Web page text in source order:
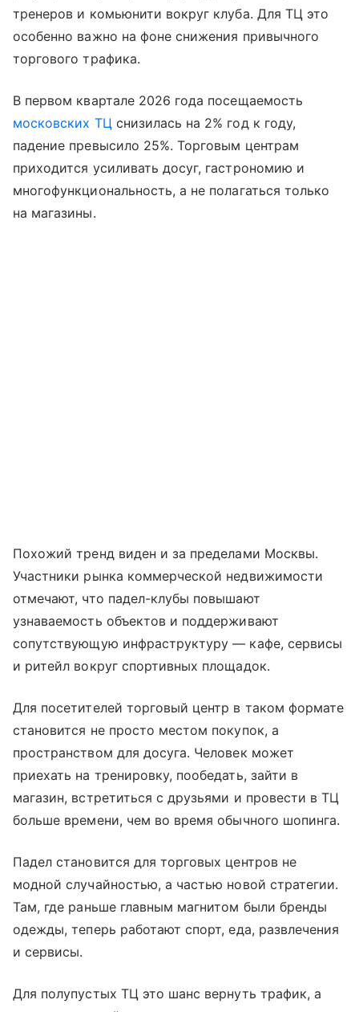
тренеров и комьюнити вокруг клуба. Для ТЦ это
особенно важно на фоне снижения привычного
торгового трафика.
В первом квартале 2026 года посещаемость
московских ТЦ снизилась на 2% год к году,
падение превысило 25%. Торговым центрам
приходится усиливать досуг, гастрономию и
многофункциональность, а не полагаться только
на магазины.
Похожий тренд виден и за пределами Москвы.
Участники рынка коммерческой недвижимости
отмечают, что падел-клубы повышают
узнаваемость объектов и поддерживают
сопутствующую инфраструктуру — кафе, сервисы
и ритейл вокруг спортивных площадок.
Для посетителей торговый центр в таком формате
становится не просто местом покупок, а
пространством для досуга. Человек может
приехать на тренировку, пообедать, зайти в
магазин, встретиться с друзьями и провести в ТЦ
больше времени, чем во время обычного шопинга.
Падел становится для торговых центров не
модной случайностью, а частью новой стратегии.
Там, где раньше главным магнитом были бренды
одежды, теперь работают спорт, еда, развлечения
и сервисы.
Для полупустых ТЦ это шанс вернуть трафик, а